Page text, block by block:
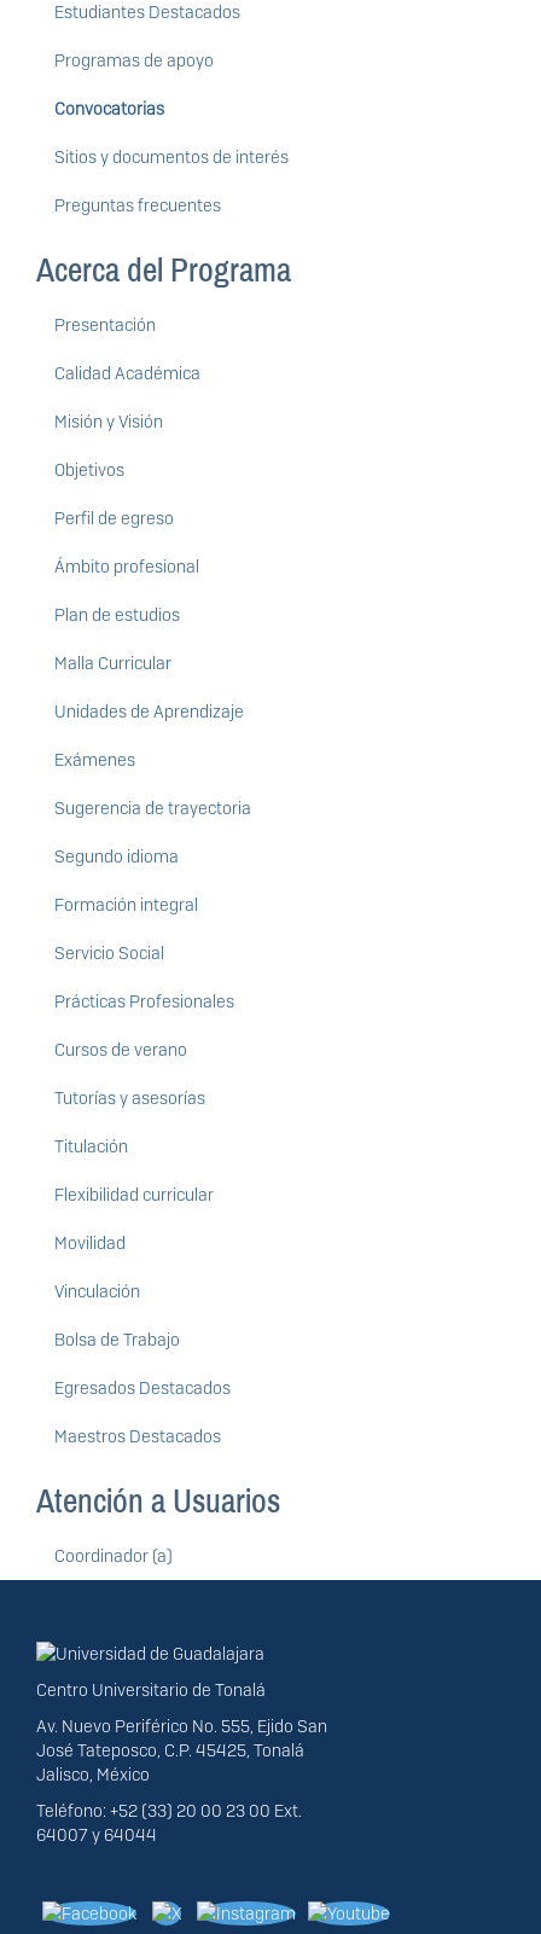
Estudiantes Destacados
Programas de apoyo
Convocatorias
Sitios y documentos de interés
Preguntas frecuentes
Acerca del Programa
Presentación
Calidad Académica
Misión y Visión
Objetivos
Perfil de egreso
Ámbito profesional
Plan de estudios
Malla Curricular
Unidades de Aprendizaje
Exámenes
Sugerencia de trayectoria
Segundo idioma
Formación integral
Servicio Social
Prácticas Profesionales
Cursos de verano
Tutorías y asesorías
Titulación
Flexibilidad curricular
Movilidad
Vinculación
Bolsa de Trabajo
Egresados Destacados
Maestros Destacados
Atención a Usuarios
Coordinador (a)
Información del
portal
Centro Universitario de Tonalá
Av. Nuevo Periférico No. 555, Ejido San
José Tateposco, C.P. 45425, Tonalá
Jalisco, México
Teléfono: +52 (33) 20 00 23 00 Ext.
64007 y 64044